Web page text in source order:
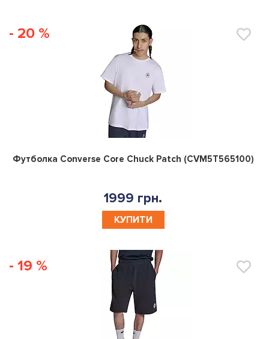
- 20 %
0
Футболка Converse Core Chuck Patch (CVM5T565100)
1999 грн.
КУПИТИ
- 19 %